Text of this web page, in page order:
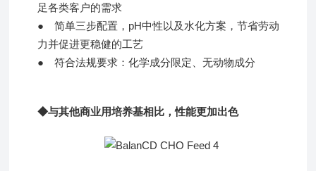
足各类客户的需求
●简单三步配置，pH中性以及水化方案，节省劳动
力并促进更稳健的工艺
●符合法规要求：化学成分限定、无动物成分
◆与其他商业用培养基相比，性能更加出色